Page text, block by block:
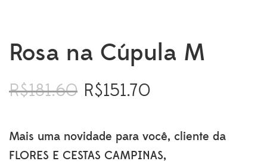
Rosa na Cúpula M
R$181.60
O
era:
R$181.60.
R$151.70O
é:
R$151.70.
Mais uma novidade para você, cliente da
FLORES E CESTAS CAMPINAS,